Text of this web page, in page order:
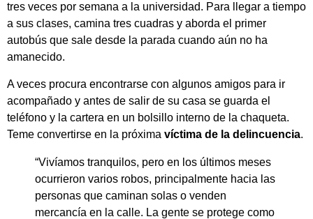
tres veces por semana a la universidad. Para llegar a tiempo
a sus clases, camina tres cuadras y aborda el primer
autobús que sale desde la parada cuando aún no ha
amanecido.
A veces procura encontrarse con algunos amigos para ir
acompañado y antes de salir de su casa se guarda el
teléfono y la cartera en un bolsillo interno de la chaqueta.
Teme convertirse en la próxima víctima de la delincuencia.
“Vivíamos tranquilos, pero en los últimos meses
ocurrieron varios robos, principalmente hacia las
personas que caminan solas o venden
mercancía en la calle. La gente se protege como